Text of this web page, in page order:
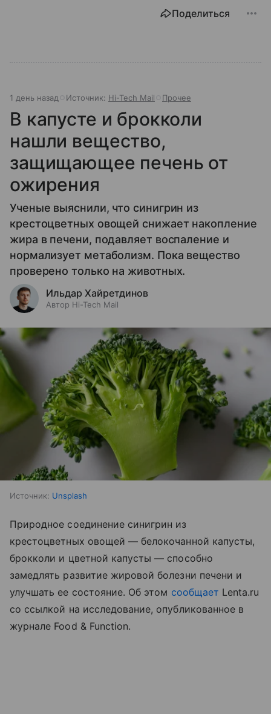
Поделиться
1 день назад Источник: Hi-Tech Mail Прочее
В капусте и брокколи
нашли вещество,
защищающее печень от
ожирения
Ученые выяснили, что синигрин из
крестоцветных овощей снижает накопление
жира в печени, подавляет воспаление и
нормализует метаболизм. Пока вещество
проверено только на животных.
Ильдар Хайретдинов
Автор Hi-Tech Mail
Источник: Unsplash
Природное соединение синигрин из
крестоцветных овощей — белокочанной капусты,
брокколи и цветной капусты — способно
замедлять развитие жировой болезни печени и
улучшать ее состояние. Об этом сообщает Lenta.ru
со ссылкой на исследование, опубликованное в
журнале Food & Function.